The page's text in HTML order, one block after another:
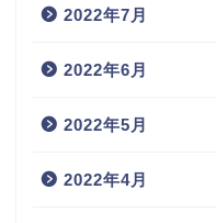
2022年7月
2022年6月
2022年5月
2022年4月